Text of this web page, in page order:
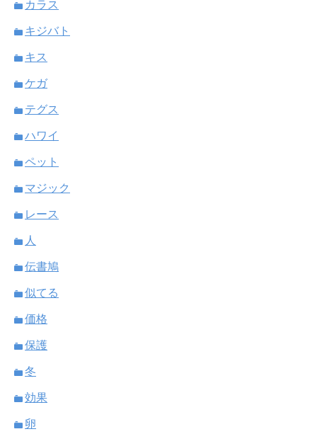
カラス
キジバト
キス
ケガ
テグス
ハワイ
ペット
マジック
レース
人
伝書鳩
似てる
価格
保護
冬
効果
卵